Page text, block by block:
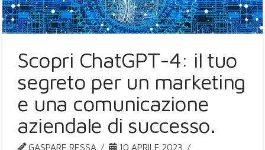
Scopri ChatGPT-4: il tuo
segreto per un marketing
e una comunicazione
aziendale di successo.
GASPARE RESSA
10 APRILE 2023